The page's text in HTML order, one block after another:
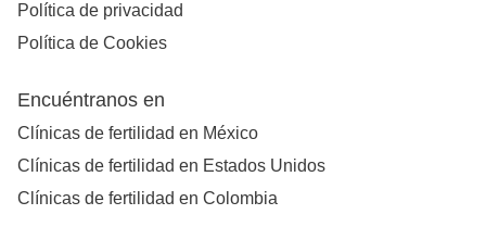
Política de privacidad
Política de Cookies
Encuéntranos en
Clínicas de fertilidad en México
Clínicas de fertilidad en Estados Unidos
Clínicas de fertilidad en Colombia